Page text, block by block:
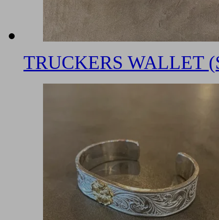
TRUCKERS WALLET